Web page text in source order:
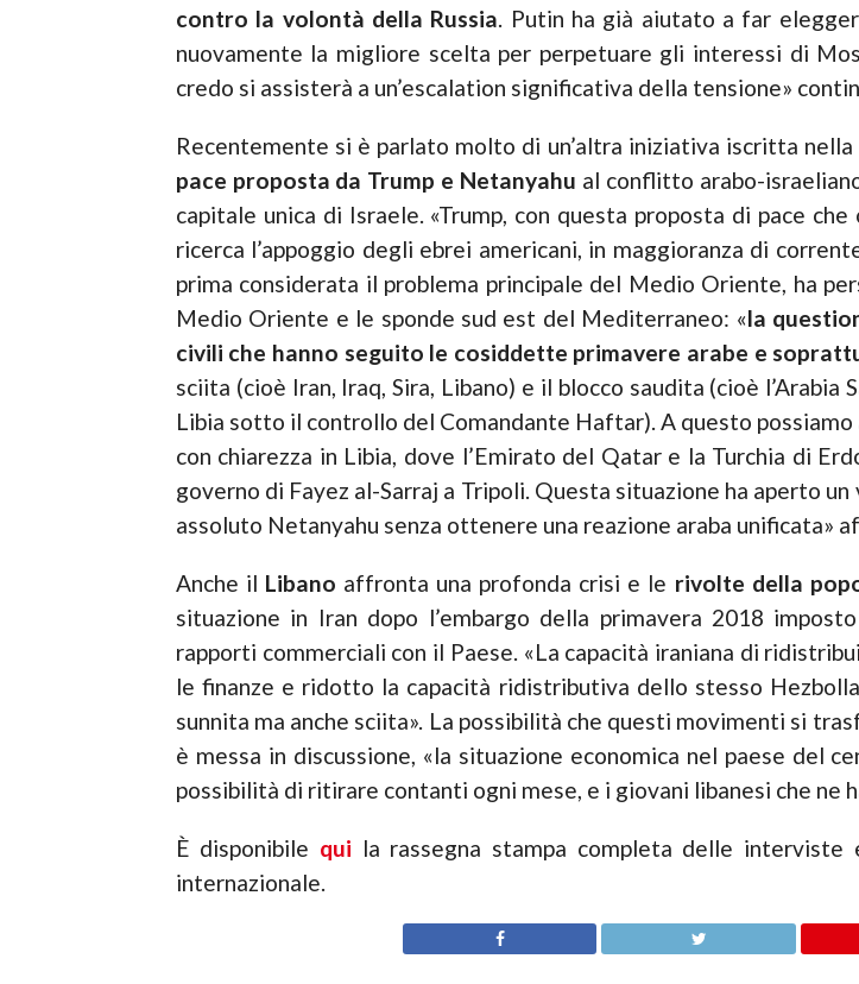
contro la volontà della Russia. Putin ha già aiutato a far
nuovamente la migliore scelta per perpetuare gli interessi di
credo si assisterà a un’escalation significativa della tensione»
Recentemente si è parlato molto di un’altra iniziativa iscritta
pace proposta da Trump e Netanyahu al conflitto arabo-
capitale unica di Israele. «Trump, con questa proposta di pace
ricerca l’appoggio degli ebrei americani, in maggioranza di
prima considerata il problema principale del Medio Oriente, ha
Medio Oriente e le sponde sud est del Mediterraneo: «la
civili che hanno seguito le cosiddette primavere arabe e
sciita (cioè Iran, Iraq, Sira, Libano) e il blocco saudita (cioè
Libia sotto il controllo del Comandante Haftar). A questo
con chiarezza in Libia, dove l’Emirato del Qatar e la Turchia di
governo di Fayez al-Sarraj a Tripoli. Questa situazione ha aperto
assoluto Netanyahu senza ottenere una reazione araba unificata»
Anche il Libano affronta una profonda crisi e le rivolte della
situazione in Iran dopo l’embargo della primavera 2018
rapporti commerciali con il Paese. «La capacità iraniana di
le finanze e ridotto la capacità ridistributiva dello stesso
sunnita ma anche sciita». La possibilità che questi movimenti si
è messa in discussione, «la situazione economica nel paese del
possibilità di ritirare contanti ogni mese, e i giovani libanesi che ne
È disponibile qui la rassegna stampa completa delle
internazionale.